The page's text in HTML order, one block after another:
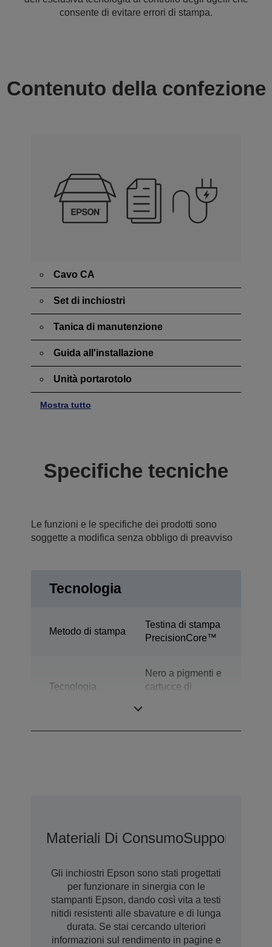
consente di evitare errori di stampa.
Contenuto della confezione
Cavo CA
Set di inchiostri
Tanica di manutenzione
Guida all'installazione
Unità portarotolo
Mostra tutto
Specifiche tecniche
Le funzioni e le specifiche dei prodotti sono
soggette a modifica senza obbligo di preavviso
Tecnologia
Metodo di stampa
Testina di stampa
PrecisionCore™
Tecnologia
Nero a pigmenti e
cartucce di
Materiali Di ConsumoSupporti
Gli inchiostri Epson sono stati progettati
per funzionare in sinergia con le
stampanti Epson, dando così vita a testi
nitidi resistenti alle sbavature e di lunga
durata. Se stai cercando ulteriori
informazioni sul rendimento in pagine e